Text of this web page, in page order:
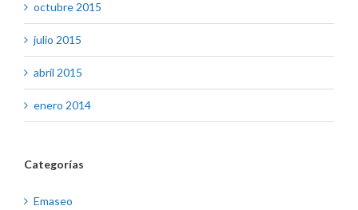
octubre 2015
julio 2015
abril 2015
enero 2014
Categorías
Emaseo